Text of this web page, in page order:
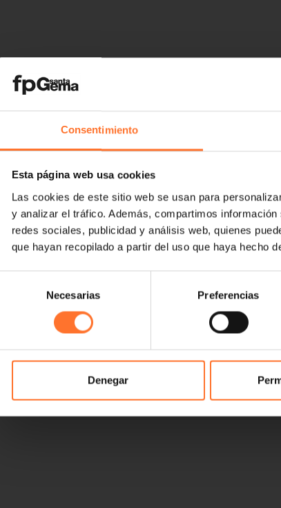
Consentimiento
Esta página web usa cookies
Las cookies de este sitio web se usan para
y analizar el tráfico. Además, compartimos
redes sociales, publicidad y análisis web, quienes
que hayan recopilado a partir del uso que haya hecho
consentimiento
Necesarias Preferencias
Denegar